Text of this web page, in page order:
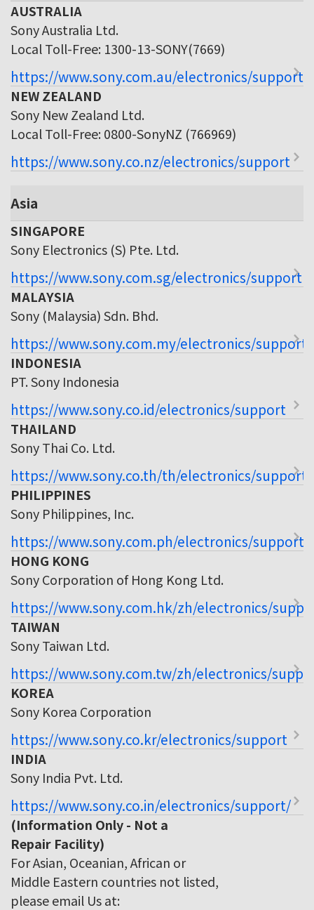
AUSTRALIA
Sony Australia Ltd.
Local Toll-Free: 1300-13-SONY(7669)
https://www.sony.com.au/electronics/support
NEW ZEALAND
Sony New Zealand Ltd.
Local Toll-Free: 0800-SonyNZ (766969)
https://www.sony.co.nz/electronics/support
Asia
SINGAPORE
Sony Electronics (S) Pte. Ltd.
https://www.sony.com.sg/electronics/support
MALAYSIA
Sony (Malaysia) Sdn. Bhd.
https://www.sony.com.my/electronics/support
INDONESIA
PT. Sony Indonesia
https://www.sony.co.id/electronics/support
THAILAND
Sony Thai Co. Ltd.
https://www.sony.co.th/th/electronics/support
PHILIPPINES
Sony Philippines, Inc.
https://www.sony.com.ph/electronics/support
HONG KONG
Sony Corporation of Hong Kong Ltd.
https://www.sony.com.hk/zh/electronics/
TAIWAN
Sony Taiwan Ltd.
https://www.sony.com.tw/zh/electronics/
KOREA
Sony Korea Corporation
https://www.sony.co.kr/electronics/support
INDIA
Sony India Pvt. Ltd.
https://www.sony.co.in/electronics/support/
(Information Only - Not a
Repair Facility)
For Asian, Oceanian, African or
Middle Eastern countries not listed,
please email Us at: